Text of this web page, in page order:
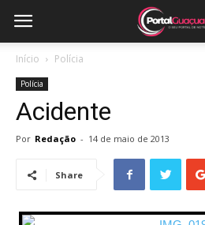
Início Polícia
Polícia
Acidente
Por Redação - 14 de maio de 2013
Share